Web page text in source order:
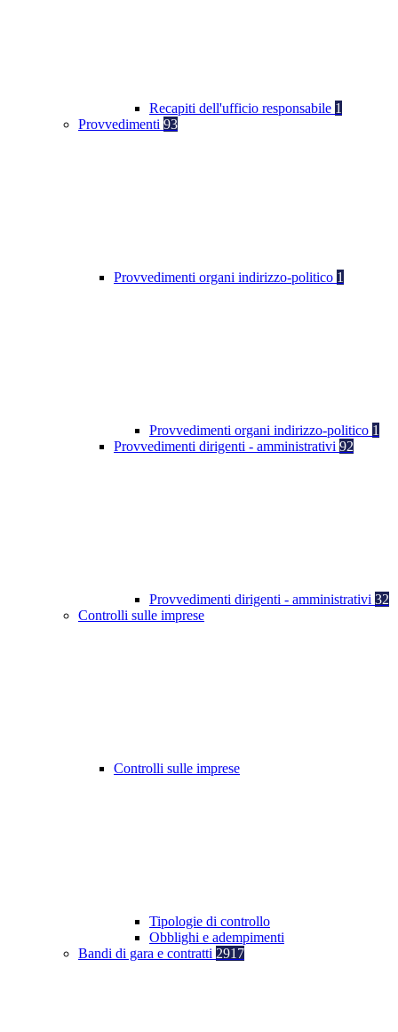
Recapiti dell'ufficio responsabile 1
Provvedimenti 93
Provvedimenti organi indirizzo-politico 1
Provvedimenti organi indirizzo-politico 1
Provvedimenti dirigenti - amministrativi 92
Provvedimenti dirigenti - amministrativi 32
Controlli sulle imprese
Controlli sulle imprese
Tipologie di controllo
Obblighi e adempimenti
Bandi di gara e contratti 2917